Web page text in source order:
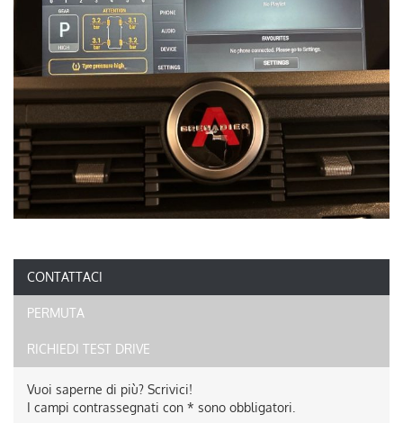
CONTATTACI
PERMUTA
RICHIEDI TEST DRIVE
Vuoi saperne di più? Scrivici!
I campi contrassegnati con * sono obbligatori.